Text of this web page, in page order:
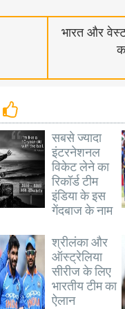
भारत और
सबसे ज्यादा
इंटरनेशनल
विकेट लेने का
रिकॉर्ड टीम
इंडिया के इस
गेंदबाज के नाम
श्रीलंका और
ऑस्ट्रेलिया
सीरीज के लिए
भारतीय टीम का
ऐलान